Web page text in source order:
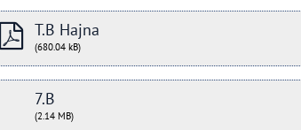
T.B Hajna
(680.04 kB)
7.B
(2.14 MB)